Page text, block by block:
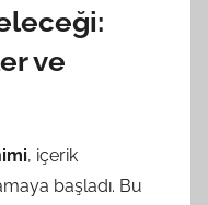
ve
, içerik
başladı. Bu